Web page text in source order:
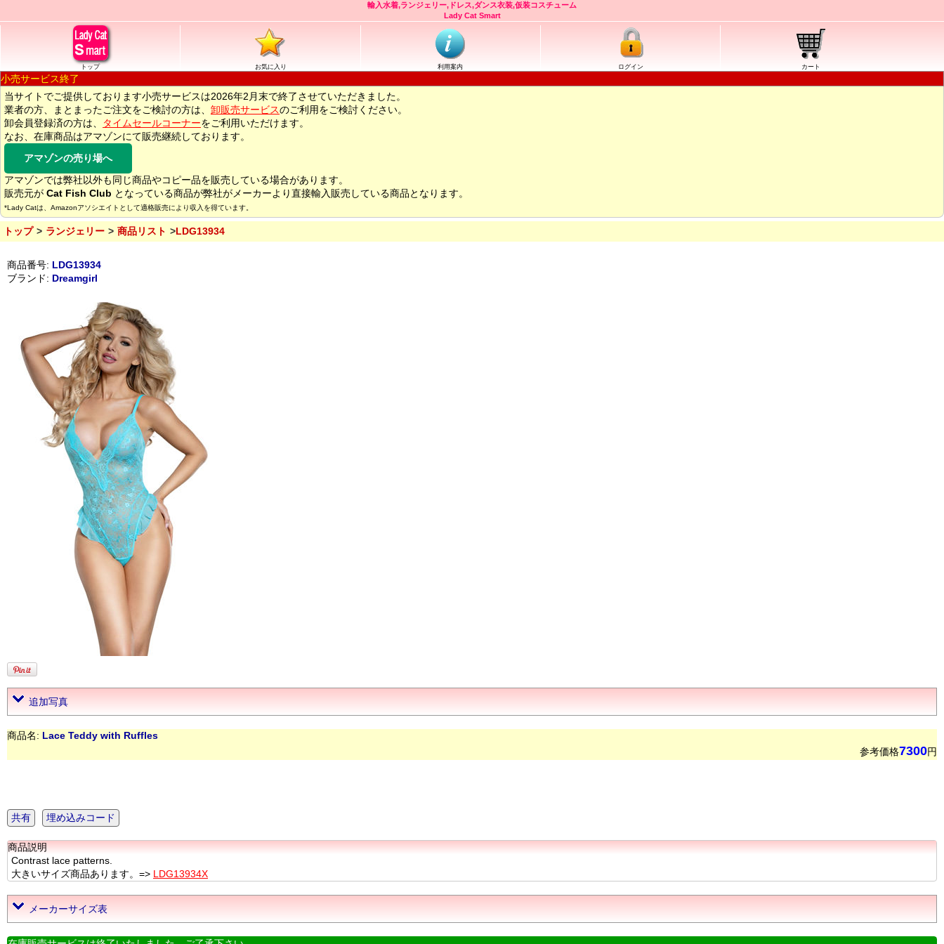
輸入水着,ランジェリー,ドレス,ダンス衣装,仮装コスチューム
Lady Cat Smart
トップ お気に入り 利用案内 ログイン カート
小売サービス終了
当サイトでご提供しております小売サービスは2026年2月末で終了させていただきました。
業者の方、まとまったご注文をご検討の方は、 卸販売サービスのご利用をご検討ください。
卸会員登録済の方は、
タイムセールコーナーをご利用いただけます。
なお、在庫商品はアマゾンにて販売継続しております。
アマゾンの売り場へ
アマゾンでは弊社以外も同じ商品やコピー品を販売している場合があります。
販売元が Cat Fish Club となっている商品が弊社がメーカーより直接輸入販売している商品となります。
*Lady Catは、Amazonアソシエイトとして適格販売により収入を得ています。
トップ ランジェリー 商品リスト LDG13934
商品番号: LDG13934
ブランド: Dreamgirl
追加写真
商品名: Lace Teddy with Ruffles
参考価格7300円
共有 埋め込みコード
商品説明
Contrast lace patterns.
大きいサイズ商品あります。=> LDG13934X
メーカーサイズ表